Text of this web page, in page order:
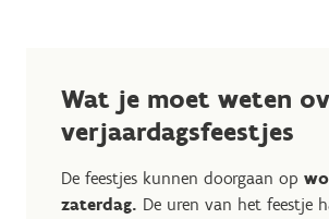
Wat je moet weten
verjaardagsfeestjes
De feestjes kunnen doorgaan op
zaterdag. De uren van het feestje